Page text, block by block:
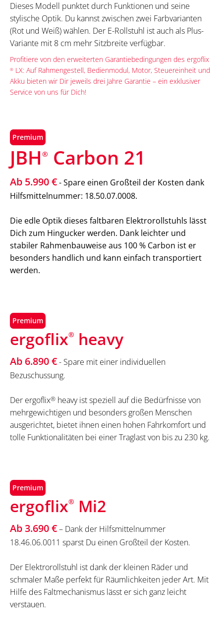
Dieses Modell punktet durch Funktionen und seine
stylische Optik. Du kannst zwischen zwei Farbvarianten
(Rot und Weiß) wählen. Der E-Rollstuhl ist auch als Plus-
Variante mit 8 cm mehr Sitzbreite verfügbar.
Profitiere von den erweiterten Garantiebedingungen des ergoflix
® LX: Auf Rahmengestell, Bedienmodul, Motor, Steuereinheit und
Akku bieten wir Dir jeweils drei Jahre Garantie – ein exklusiver
Service von uns für Dich!
Premium
ergoflix® heavy
Ab 6.890 €- Spare mit einer individuellen
Bezuschussung.
Der ergoflix® heavy ist speziell auf die Bedürfnisse von
mehrgewichtigen und besonders großen Menschen
ausgerichtet, bietet ihnen einen hohen Fahrkomfort und
tolle Funktionalitäten bei einer Traglast von bis zu 230 kg.
Premium
JBH ® Carbon 21
Ab 5.990 €- Spare einen Großteil der Kosten dank
Hilfsmittelnummer: 18.50.07.0008.
Die edle Optik dieses faltbaren Elektrorollstuhls lässt
Dich zum Hingucker werden. Dank leichter und
stabiler Rahmenbauweise aus 100 % Carbon ist er
besonders handlich und kann einfach transportiert
werden.
Premium
ergoflix® Mi2
Ab 3.690 €– Dank der Hilfsmittelnummer
18.46.06.0011 sparst Du einen Großteil der Kosten.
Der Elektrorollstuhl ist dank der kleinen Räder und
schmaler Maße perfekt für Räumlichkeiten jeder Art. Mit
Hilfe des Faltmechanismus lässt er sich ganz leicht
verstauen.